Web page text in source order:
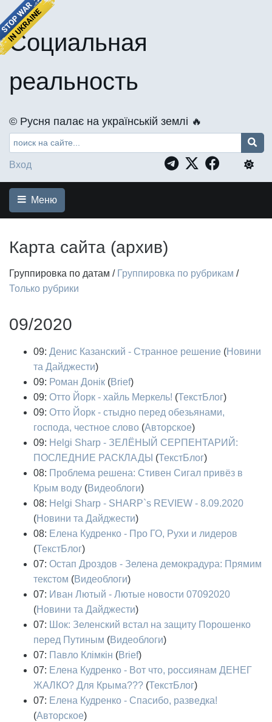
Социальная
реальность
©️ Русня палає на українській землі 🔥
Вход
Меню
Карта сайта (архив)
Группировка по датам / Группировка по рубрикам /
Только рубрики
09/2020
09: Денис Казанский - Странное решение (Новини
та Дайджести)
09: Роман Донік (Brief)
09: Отто Йорк - хайль Меркель! (ТекстБлог)
09: Отто Йорк - стыдно перед обезьянами,
господа, честное слово (Авторское)
09: Helgi Sharp - ЗЕЛЁНЫЙ СЕРПЕНТАРИЙ:
ПОСЛЕДНИЕ РАСКЛАДЫ (ТекстБлог)
08: Проблема решена: Стивен Сигал привёз в
Крым воду (Видеоблоги)
08: Helgi Sharp - SHARP`s REVIEW - 8.09.2020
(Новини та Дайджести)
08: Елена Кудренко - Про ГО, Рухи и лидеров
(ТекстБлог)
07: Остап Дроздов - Зелена демокрадура: Прямим
текстом (Видеоблоги)
07: Иван Лютый - Лютые новости 07092020
(Новини та Дайджести)
07: Шок: Зеленский встал на защиту Порошенко
перед Путиным (Видеоблоги)
07: Павло Клімкін (Brief)
07: Елена Кудренко - Вот что, россиянам ДЕНЕГ
ЖАЛКО? Для Крыма??? (ТекстБлог)
07: Елена Кудренко - Спасибо, разведка!
(Авторское)